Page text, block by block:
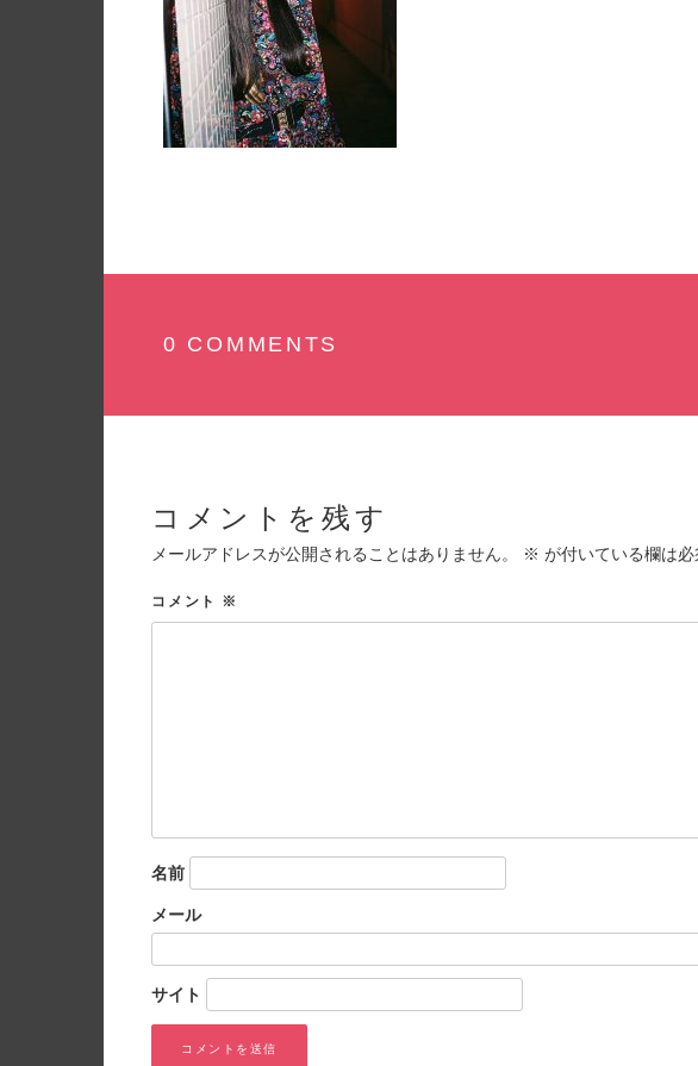
0 COMMENTS
コメントを残す
メールアドレスが公開されることはありません。 ※ が付いている欄は
コメント ※
名前
メール
サイト